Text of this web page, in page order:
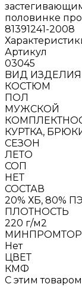
половинке
81391241-2008
Артикул
03045
BИД ИЗДЕЛИЯ
КОСТЮМ
ПОЛ
МУЖСКОЙ
КУРТКА,
СЕЗОН
ЛЕТО
СОП
НЕТ
СОСТАВ
20% ХБ, 80% ПЭ
ПЛОТНОСТЬ
220 г/м2
Нет
ЦВЕТ
КМФ
С этим